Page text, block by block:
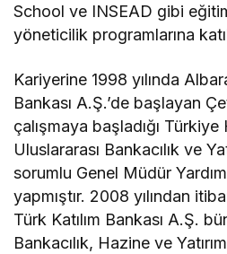
School ve INSEAD gibi
yöneticilik programlarına
Kariyerine 1998 yılında
Bankası A.Ş.’de başlayan
çalışmaya başladığı Türkiye
Uluslararası Bankacılık ve
sorumlu Genel Müdür
yapmıştır. 2008 yılından
Türk Katılım Bankası A.Ş.
Bankacılık, Hazine ve